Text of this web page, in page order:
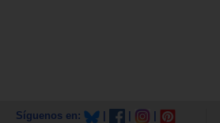
Síguenos en: